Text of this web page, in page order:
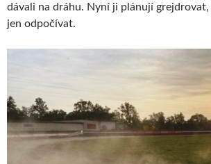
dávali na dráhu. Nyní ji plánují grejdrovat,
jen odpočívat.